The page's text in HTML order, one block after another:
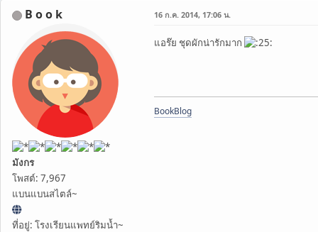
B o o k
มังกร
โพสต์: 7,967
แบนแบนสไตล์~
ที่อยู่: โรงเรียนแพทย์ริมน้ำ~
16 ก.ค. 2014, 17:06 น.
แอร๊ย ชุดผักน่ารักมาก
BookBlog